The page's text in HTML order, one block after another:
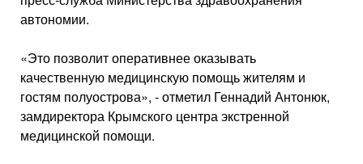
автономии.
«Это позволит оперативнее оказывать
качественную медицинскую помощь жителям и
гостям полуострова», - отметил Геннадий Антонюк,
замдиректора Крымского центра экстренной
медицинской помощи.